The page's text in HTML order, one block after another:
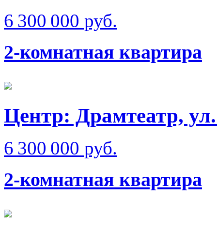
6 300 000 руб.
2-комнатная квартира
Центр: Драмтеатр,
6 300 000 руб.
2-комнатная квартира